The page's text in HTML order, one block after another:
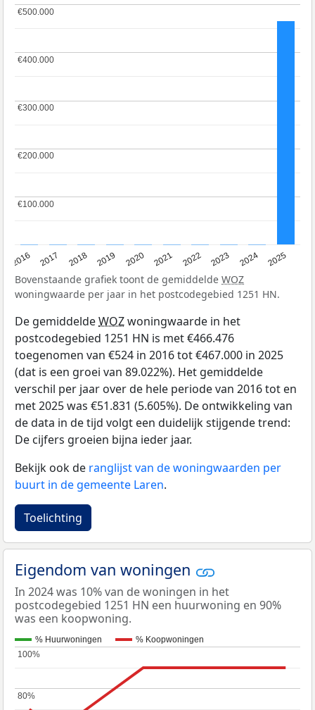
2016 2017 2018 2019 2020 2021 2022 2023 2024 2025
€100.000
€100.000
€200.000
€200.000
€300.000
€300.000
€400.000
€400.000
€500.000
€500.000
Bovenstaande grafiek toont de gemiddelde WOZ
woningwaarde per jaar in het postcodegebied 1251 HN.
De gemiddeldeWOZwoningwaarde in het
postcodegebied 1251 HN is met €466.476
toegenomen van €524 in 2016 tot €467.000 in 2025
(dat is een groei van 89.022%). Het gemiddelde
verschil per jaar over de hele periode van 2016 tot en
met 2025 was €51.831 (5.605%). De ontwikkeling van
de data in de tijd volgt een duidelijk stijgende trend:
De cijfers groeien bijna ieder jaar.
Bekijk ook de ranglijst van de woningwaarden per
buurt in de gemeente Laren.
Toelichting
Eigendom van woningen
In 2024 was 10% van de woningen in het
postcodegebied 1251 HN een huurwoning en 90%
was een koopwoning.
% Huurwoningen % Koopwoningen
80%
80%
100%
100%